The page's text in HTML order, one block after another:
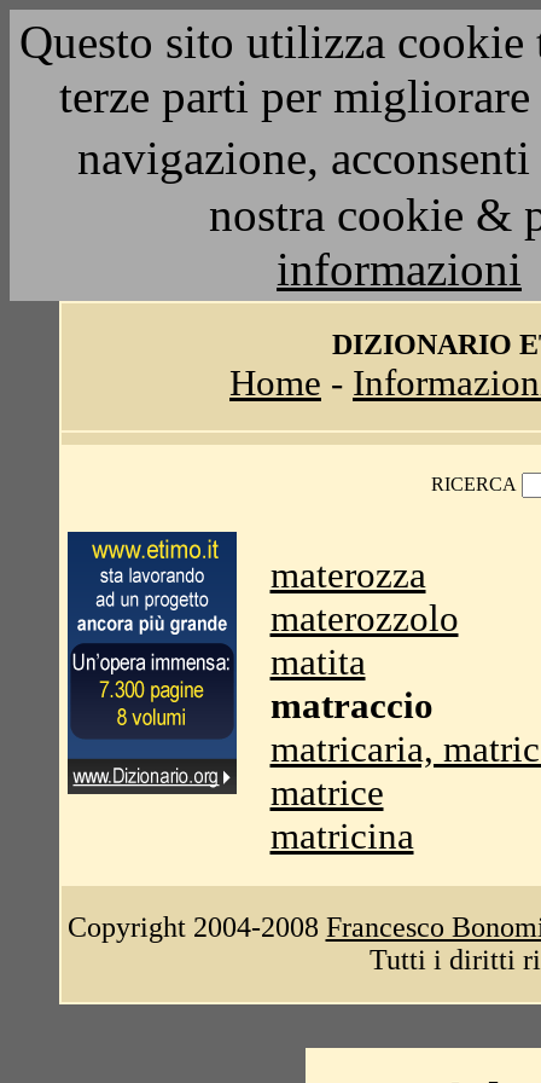
Questo sito utilizza
terze parti per
navigazione,
nostra cookie &
informazioni
DIZIONARIO
Home -
RICERCA
materozza
materozzolo
matita
matraccio
matricaria,
matrice
matricina
Copyright 2004-2008 Francesco
Tutti i diritti